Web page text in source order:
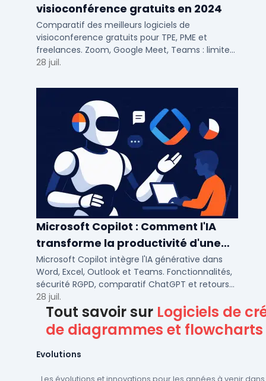
visioconférence gratuits en 2024
Comparatif des meilleurs logiciels de
visioconference gratuits pour TPE, PME et
freelances. Zoom, Google Meet, Teams : limites,
participants, fonctions cles pour bien choisir.
28 juil.
Microsoft Copilot : Comment l'IA
transforme la productivité d'une
PME/ETI ?
Microsoft Copilot intègre l'IA générative dans
Word, Excel, Outlook et Teams. Fonctionnalités,
sécurité RGPD, comparatif ChatGPT et retours
concrets pour PME et ETI françaises.
28 juil.
Tout savoir sur Logiciels de
de diagrammes et flowcharts
Evolutions